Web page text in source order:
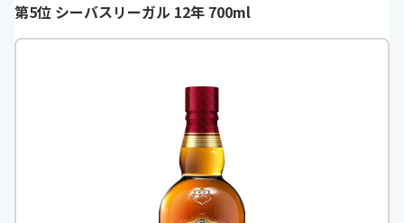
第5位 シーバスリーガル 12年 700ml